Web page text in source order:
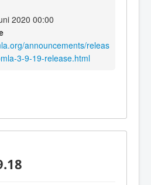
2020 00:00
announcements/releas
3-9-19-release.html